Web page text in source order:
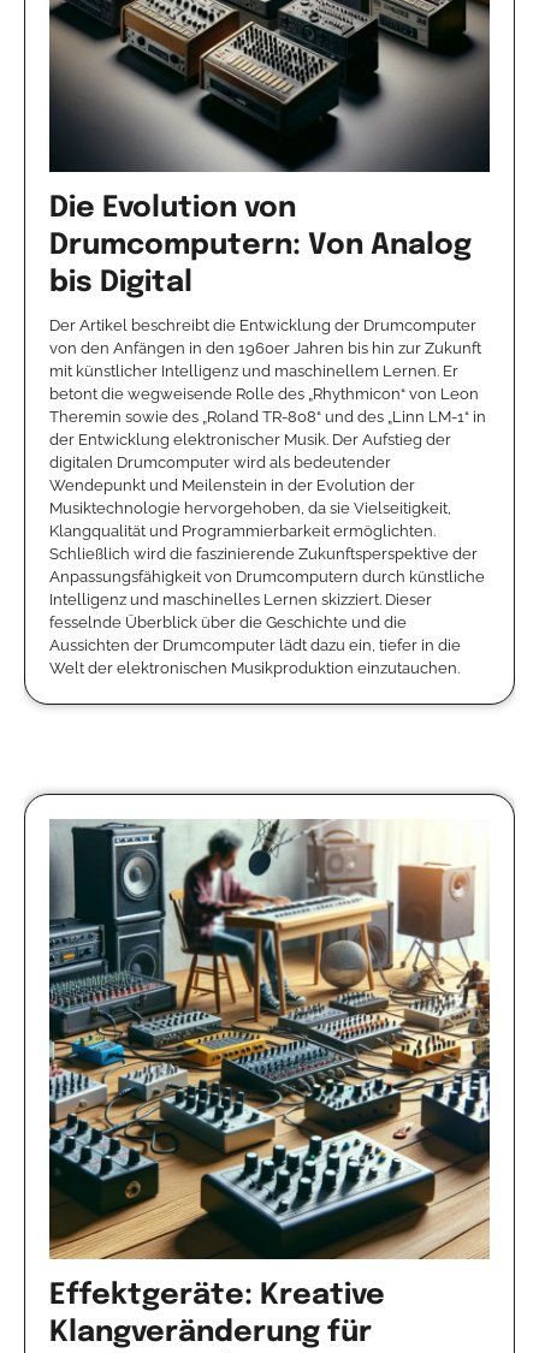
Die Evolution von
Drumcomputern: Von Analog
bis Digital
Der Artikel beschreibt die Entwicklung der Drumcomputer
von den Anfängen in den 1960er Jahren bis hin zur Zukunft
mit künstlicher Intelligenz und maschinellem Lernen. Er
betont die wegweisende Rolle des „Rhythmicon“ von Leon
Theremin sowie des „Roland TR-808“ und des „Linn LM-1“ in
der Entwicklung elektronischer Musik. Der Aufstieg der
digitalen Drumcomputer wird als bedeutender
Wendepunkt und Meilenstein in der Evolution der
Musiktechnologie hervorgehoben, da sie Vielseitigkeit,
Klangqualität und Programmierbarkeit ermöglichten.
Schließlich wird die faszinierende Zukunftsperspektive der
Anpassungsfähigkeit von Drumcomputern durch künstliche
Intelligenz und maschinelles Lernen skizziert. Dieser
fesselnde Überblick über die Geschichte und die
Aussichten der Drumcomputer lädt dazu ein, tiefer in die
Welt der elektronischen Musikproduktion einzutauchen.
Effektgeräte: Kreative
Klangveränderung für